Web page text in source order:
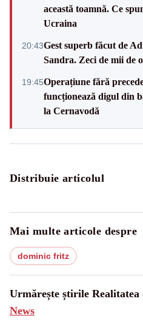
această toamnă. Ce
Ucraina
20:43Gest superb făcut de
Sandra. Zeci de mii de
19:45Operațiune fără
funcționează digul din
la Cernavodă
Distribuie articolul
Mai multe articole despre
dominic fritz
Urmărește știrile Realitatea
News